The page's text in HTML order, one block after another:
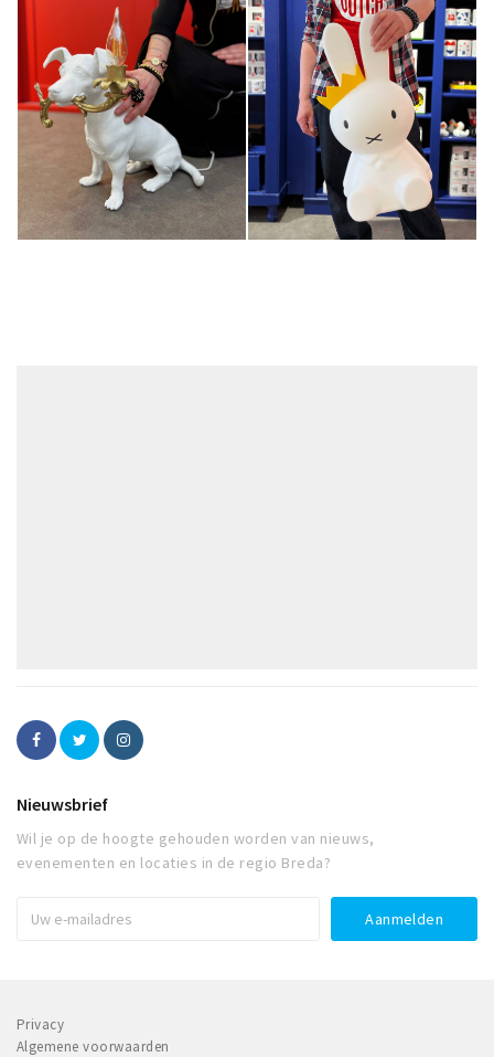
Nieuwsbrief
Wil je op de hoogte gehouden worden van nieuws,
evenementen en locaties in de regio Breda?
Privacy
Algemene voorwaarden